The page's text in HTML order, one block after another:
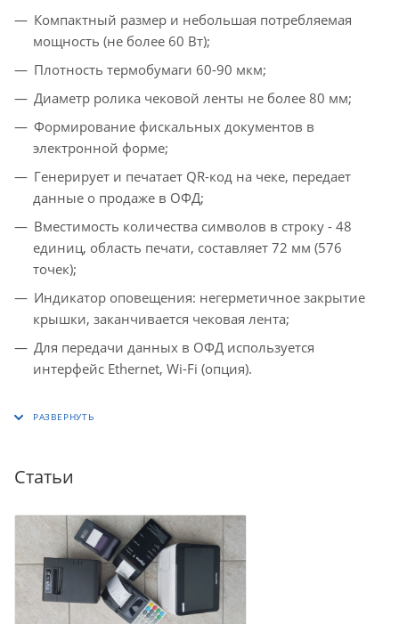
Компактный размер и небольшая потребляемая
мощность (не более 60 Вт);
Плотность термобумаги 60-90 мкм;
Диаметр ролика чековой ленты не более 80 мм;
Формирование фискальных документов в
электронной форме;
Генерирует и печатает QR-код на чеке, передает
данные о продаже в ОФД;
Вместимость количества символов в строку - 48
единиц, область печати, составляет 72 мм (576
точек);
Индикатор оповещения: негерметичное закрытие
крышки, заканчивается чековая лента;
Для передачи данных в ОФД используется
интерфейс Ethernet, Wi-Fi (опция).
Статьи